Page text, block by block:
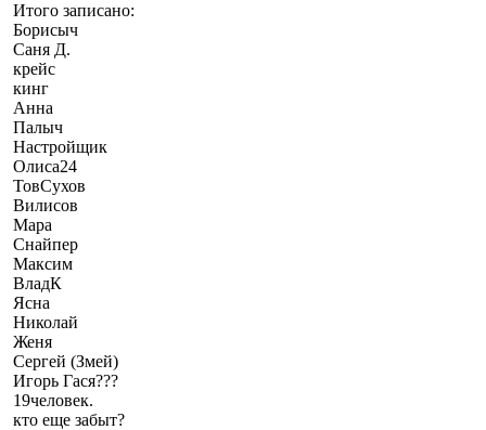
Итого записано:
Борисыч
Саня Д.
крейс
кинг
Анна
Палыч
Настройщик
Олиса24
ТовСухов
Вилисов
Мара
Снайпер
Максим
ВладК
Ясна
Николай
Женя
Сергей (Змей)
Игорь Гася???
19человек.
кто еще забыт?